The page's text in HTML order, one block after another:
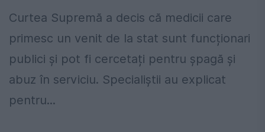
Curtea Supremă a decis că medicii care
primesc un venit de la stat sunt funcționari
publici și pot fi cercetați pentru șpagă și
abuz în serviciu. Specialiștii au explicat
pentru...